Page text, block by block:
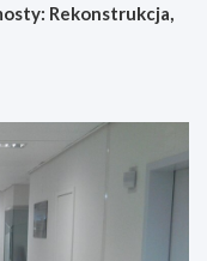
Rekonstrukcja,